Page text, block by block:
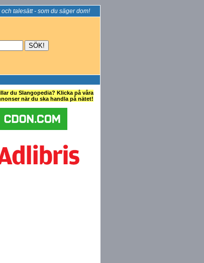
talesätt - som du säger dom!
du Slangopedia? Klicka på våra
när du ska handla på nätet!